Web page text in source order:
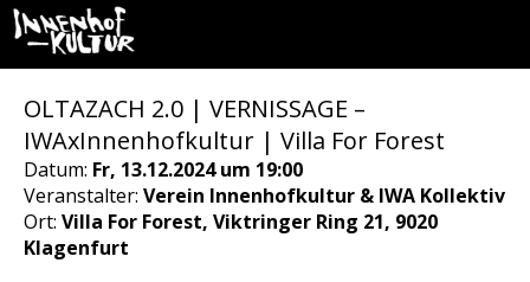
OLTAZACH 2.0 | VERNISSAGE –
IWAxInnenhofkultur | Villa For Forest
Datum: Fr, 13.12.2024 um 19:00
Veranstalter: Verein Innenhofkultur & IWA Kollektiv
Ort: Villa For Forest, Viktringer Ring 21, 9020
Klagenfurt